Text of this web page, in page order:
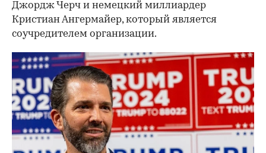
Джордж Черч и немецкий миллиардер
Кристиан Ангермайер, который является
соучредителем организации.